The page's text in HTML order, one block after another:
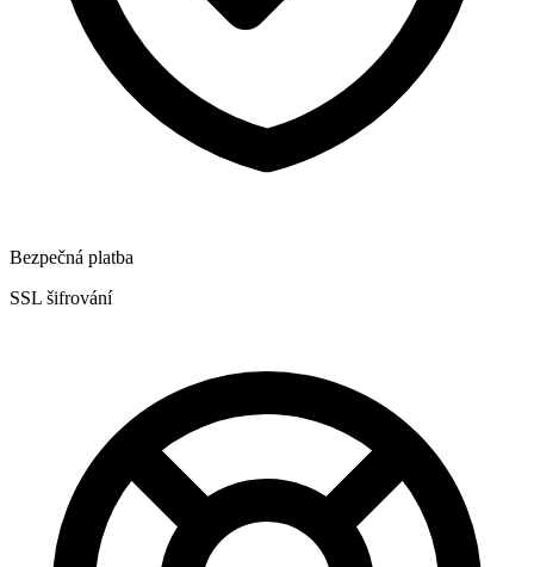
Bezpečná platba
SSL šifrování